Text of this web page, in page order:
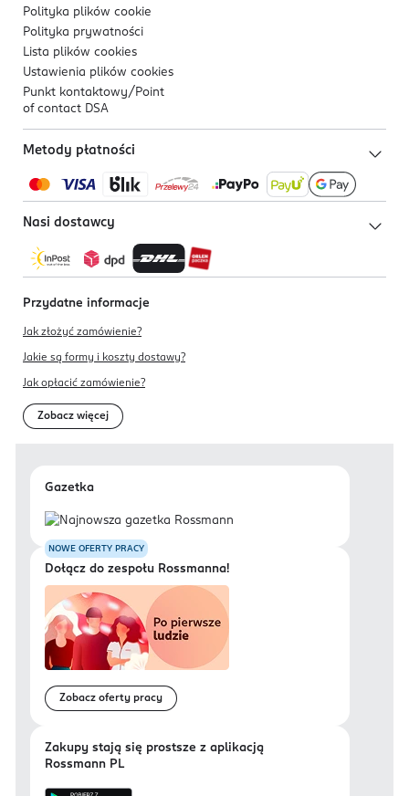
Polityka plików cookie
Polityka prywatności
Lista plików cookies
Ustawienia plików cookies
Punkt kontaktowy/ Point
of contact DSA
Metody płatności
Nasi dostawcy
Przydatne informacje
Jak złożyć zamówienie?
Jakie są formy i koszty dostawy?
Jak opłacić zamówienie?
Zobacz więcej
Gazetka
NOWE OFERTY PRACY
Dołącz do zespołu Rossmanna!
Zobacz oferty pracy
Zakupy stają się prostsze z aplikacją
Rossmann PL